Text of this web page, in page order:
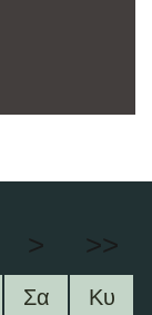
> >>
Σα Κυ